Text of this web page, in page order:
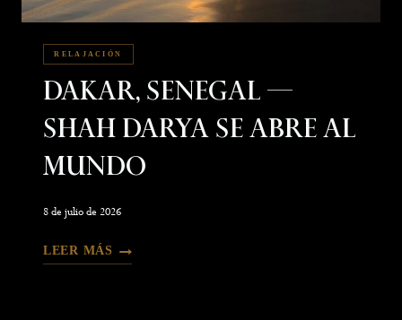
RELAJACIÓN
Dakar, Senegal —
Shah Darya Se Abre Al
Mundo
8 de julio de 2026
LEER MÁS